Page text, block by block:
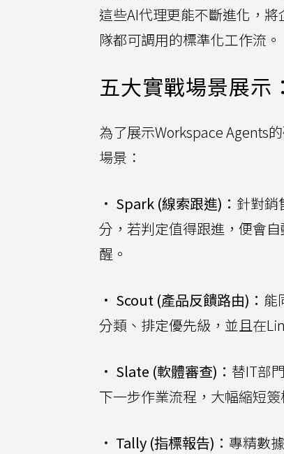
這些AI代理更能不斷進化，
隊都可調用的標準化工作流。
五大實戰場景展示
為了展示Workspace Agents
場景：
• Spark (線索跟進)： 針對銷
分，若判定值得跟進，便會
醒。
• Scout (產品反饋路由)： 能
分類、排定優先級，並且在
• Slate (軟體審查)： 替IT部
下一步作業流程，大幅縮短簽
• Tally (指標報告)： 專精數